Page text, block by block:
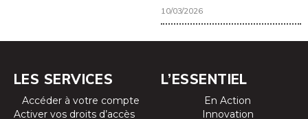
10/03/2026
LES SERVICES
Accéder à votre compte
Activer vos droits d’accès
L’ESSENTIEL
En Action
Innovation